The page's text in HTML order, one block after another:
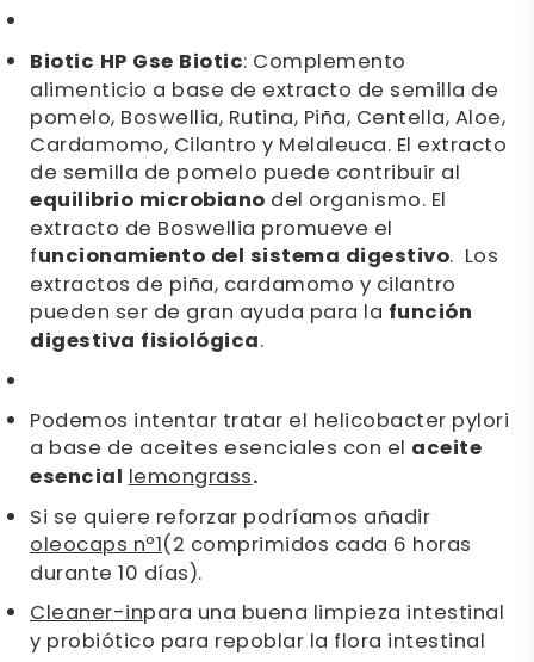
Biotic HP Gse Biotic: Complemento
alimenticio a base de extracto de semilla de
pomelo, Boswellia, Rutina, Piña, Centella, Aloe,
Cardamomo, Cilantro y Melaleuca. El extracto
de semilla de pomelo puede contribuir al
equilibrio microbiano del organismo. El
extracto de Boswellia promueve el
funcionamiento del sistema digestivo. Los
extractos de piña, cardamomo y cilantro
pueden ser de gran ayuda para la función
digestiva fisiológica.
Podemos intentar tratar el helicobacter pylori
a base de aceites esenciales con el aceite
esenciallemongrass.
Si se quiere reforzar podríamos añadir
oleocaps nº1(2 comprimidos cada 6 horas
durante 10 días).
Cleaner-inpara una buena limpieza intestinal
y probiótico para repoblar la flora intestinal